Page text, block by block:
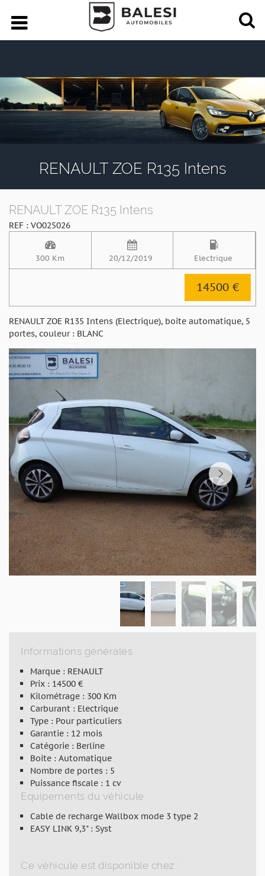
RENAULT ZOE R135 Intens
RENAULT ZOE R135 Intens
REF : VO025026
300 Km 20/12/2019 Electrique
14500 €
RENAULT ZOE R135 Intens (Electrique), boite automatique, 5
portes, couleur : BLANC
Informations générales
Marque : RENAULT
Prix : 14500 €
Kilométrage : 300 Km
Carburant : Electrique
Type : Pour particuliers
Garantie : 12 mois
Catégorie : Berline
Boite : Automatique
Nombre de portes : 5
Puissance fiscale : 1 cv
Equipements du véhicule
Cable de recharge Wallbox mode 3 type 2
EASY LINK 9,3" : Syst
Ce véhicule est disponible chez :